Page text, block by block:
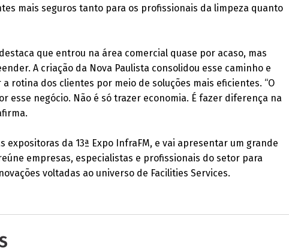
mais seguros tanto para os profissionais da limpeza quanto
que entrou na área comercial quase por acaso, mas
A criação da Nova Paulista consolidou esse caminho e
rotina dos clientes por meio de soluções mais eficientes. “O
esse negócio. Não é só trazer economia. É fazer diferença na
expositoras da 13ª Expo InfraFM, e vai apresentar um grande
empresas, especialistas e profissionais do setor para
voltadas ao universo de Facilities Services.